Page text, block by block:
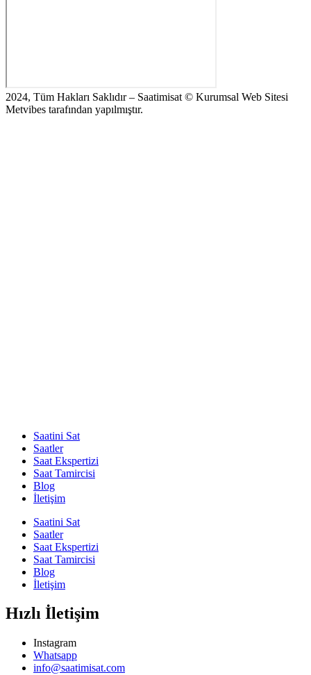
2024, Tüm Hakları Saklıdır – Saatimisat © Kurumsal Web Sitesi
Metvibes tarafından yapılmıştır.
Saatini Sat
Saatler
Saat Ekspertizi
Saat Tamircisi
Blog
İletişim
Saatini Sat
Saatler
Saat Ekspertizi
Saat Tamircisi
Blog
İletişim
Hızlı İletişim
Instagram
Whatsapp
info@saatimisat.com